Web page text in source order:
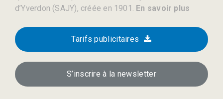
d’Yverdon (SAJY), créée en 1901. En savoir plus
Tarifs publicitaires
S’inscrire à la newsletter